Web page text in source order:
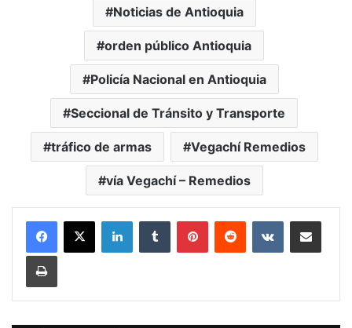
Noticias de Antioquia
orden público Antioquia
Policía Nacional en Antioquia
Seccional de Tránsito y Transporte
tráfico de armas Vegachí Remedios
vía Vegachí – Remedios
LinkedInTumblr PinterestReddit VKontakteCompartir vía Mail
Print